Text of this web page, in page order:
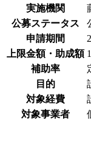
実施機関
公募ステータス
申請期間
上限金額・助成額
補助率
目的
対象経費
対象事業者